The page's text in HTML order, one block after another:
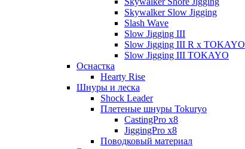
Skywalker Slow Jigging
Slash Wave
Slow Jigging III
Slow Jigging III R x TOKAYO
Slow Jigging III TOKAYO
Оснастка
Hearty Rise
Шнуры и леска
Shock Leader
Плетеные шнуры Tokuryo
CastingPro x8
JiggingPro x8
Поводковый материал